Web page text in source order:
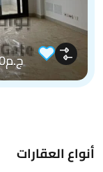
ج.م25,000
أنواع العقارات